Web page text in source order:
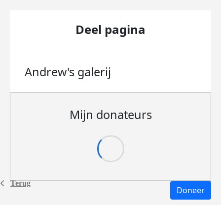
Terug
Deel pagina
Andrew's galerij
Mijn donateurs
Doneer